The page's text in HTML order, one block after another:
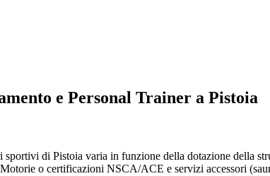
e Personal Trainer a Pistoia
sportivi di Pistoia varia in funzione della dotazione della
o certificazioni NSCA/ACE e servizi accessori